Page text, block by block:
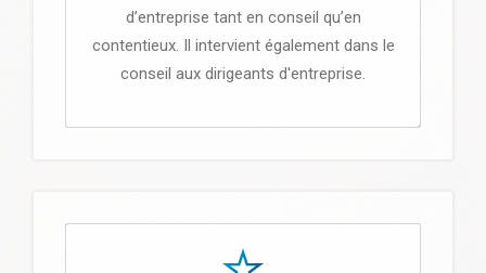
d’entreprise tant en conseil qu’en
contentieux. Il intervient également dans le
conseil aux dirigeants d'entreprise.